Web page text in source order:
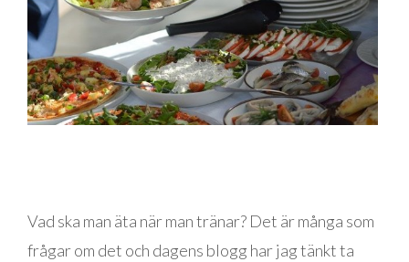
Vad ska man äta när man tränar? Det är många som
frågar om det och dagens blogg har jag tänkt ta